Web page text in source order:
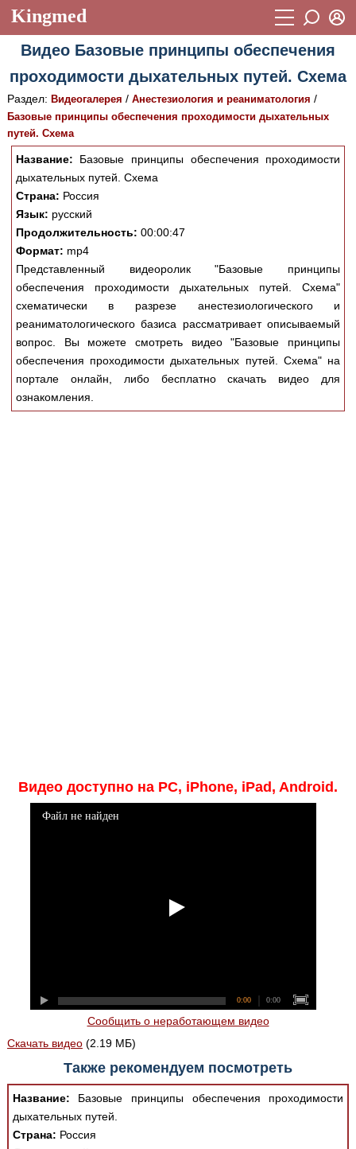
Kingmed
Учебный материал
Видеогалерея 899
Фотогалерея (1906)
Истории болезней 1268
Лекции и презентации 2474
Аккредитационные тесты
Методические рекомендации
Научно-популярное
Статьи
Новости
Медицинская стандартизация
Нормативы экстренной и неотложной помощи
Пароль
Восстановить пароль
Регистрация
Видео Базовые принципы обеспечения
проходимости дыхательных путей. Схема
Раздел: Видеогалерея / Анестезиология и реаниматология /
Базовые принципы обеспечения проходимости дыхательных
путей. Схема
Название: Базовые принципы обеспечения проходимости
дыхательных путей. Схема
Страна: Россия
Язык: русский
Продолжительность: 00:00:47
Формат: mp4
Представленный видеоролик "Базовые принципы
обеспечения проходимости дыхательных путей. Схема"
схематически в разрезе анестезиологического и
реаниматологического базиса рассматривает описываемый
вопрос. Вы можете смотреть видео "Базовые принципы
обеспечения проходимости дыхательных путей. Схема" на
портале онлайн, либо бесплатно скачать видео для
ознакомления.
Видео доступно на PC, iPhone, iPad, Android.
Файл не найден
0:00 0:00
Сообщить о неработающем видео
Скачать видео(2.19 МБ)
Также рекомендуем посмотреть
Название: Базовые принципы обеспечения проходимости
дыхательных путей.
Страна: Россия